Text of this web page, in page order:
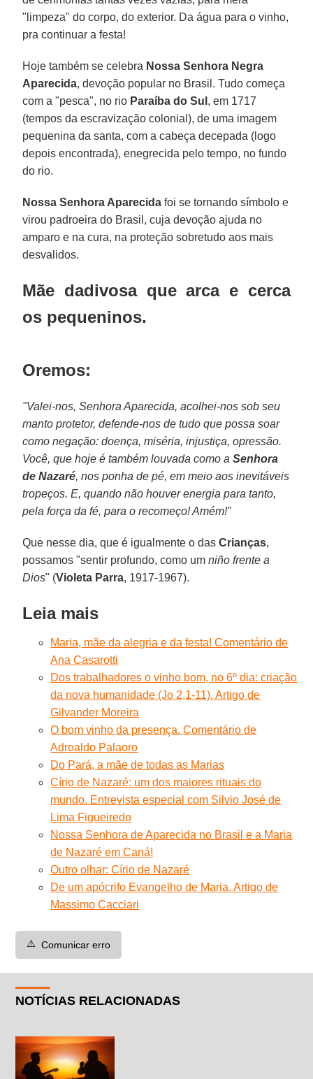
"limpeza" do corpo, do exterior. Da água para o vinho,
pra continuar a festa!
Hoje também se celebra Nossa Senhora Negra
Aparecida, devoção popular no Brasil. Tudo começa
com a "pesca", no rio Paraíba do Sul , em 1717
(tempos da escravização colonial), de uma imagem
pequenina da santa, com a cabeça decepada (logo
depois encontrada), enegrecida pelo tempo, no fundo
do rio.
Nossa Senhora Aparecida foi se tornando símbolo e
virou padroeira do Brasil, cuja devoção ajuda no
amparo e na cura, na proteção sobretudo aos mais
desvalidos.
Mãe dadivosa que arca e cerca
os pequeninos.
Oremos:
"Valei-nos, Senhora Aparecida, acolhei-nos sob seu
manto protetor, defende-nos de tudo que possa soar
como negação: doença, miséria, injustiça, opressão.
Você, que hoje é também louvada como aSenhora
de Nazaré, nos ponha de pé, em meio aos inevitáveis
tropeços. E, quando não houver energia para tanto,
pela força da fé, para o recomeço! Amém!"
Que nesse dia, que é igualmente o dasCrianças,
possamos "sentir profundo, como umniño frente a
Dios" (Violeta Parra, 1917-1967).
Leia mais
Maria, mãe da alegria e da festa! Comentário de
Ana Casarotti
Dos trabalhadores o vinho bom, no 6º dia: criação
da nova humanidade (Jo 2,1-11). Artigo de
Gilvander Moreira
O bom vinho da presença. Comentário de
Adroaldo Palaoro
Do Pará, a mãe de todas as Marias
Círio de Nazaré: um dos maiores rituais do
mundo. Entrevista especial com Silvio José de
Lima Figueiredo
Nossa Senhora de Aparecida no Brasil e a Maria
de Nazaré em Caná!
Outro olhar: Círio de Nazaré
De um apócrifo Evangelho de Maria. Artigo de
Massimo Cacciari
⚠️ Comunicar erro
NOTÍCIAS RELACIONADAS